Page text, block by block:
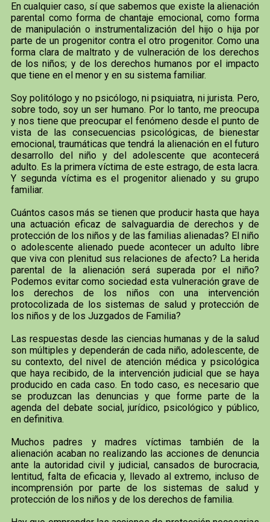
En cualquier caso, sí que sabemos que existe la alienación
parental como forma de chantaje emocional, como forma
de manipulación o instrumentalización del hijo o hija por
parte de un progenitor contra el otro progenitor. Como una
forma clara de maltrato y de vulneración de los derechos
de los niños; y de los derechos humanos por el impacto
que tiene en el menor y en su sistema familiar.
Soy politólogo y no psicólogo, ni psiquiatra, ni jurista. Pero,
sobre todo, soy un ser humano. Por lo tanto, me preocupa
y nos tiene que preocupar el fenómeno desde el punto de
vista de las consecuencias psicológicas, de bienestar
emocional, traumáticas que tendrá la alienación en el futuro
desarrollo del niño y del adolescente que acontecerá
adulto. Es la primera víctima de este estrago, de esta lacra.
Y segunda víctima es el progenitor alienado y su grupo
familiar.
Cuántos casos más se tienen que producir hasta que haya
una actuación eficaz de salvaguardia de derechos y de
protección de los niños y de las familias alienadas? El niño
o adolescente alienado puede acontecer un adulto libre
que viva con plenitud sus relaciones de afecto? La herida
parental de la alienación será superada por el niño?
Podemos evitar como sociedad esta vulneración grave de
los derechos de los niños con una intervención
protocolizada de los sistemas de salud y protección de
los niños y de los Juzgados de Familia?
Las respuestas desde las ciencias humanas y de la salud
son múltiples y dependerán de cada niño, adolescente, de
su contexto, del nivel de atención médica y psicológica
que haya recibido, de la intervención judicial que se haya
producido en cada caso. En todo caso, es necesario que
se produzcan las denuncias y que forme parte de la
agenda del debate social, jurídico, psicológico y público,
en definitiva.
Muchos padres y madres víctimas también de la
alienación acaban no realizando las acciones de denuncia
ante la autoridad civil y judicial, cansados de burocracia,
lentitud, falta de eficacia y, llevado al extremo, incluso de
incomprensión por parte de los sistemas de salud y
protección de los niños y de los derechos de familia.